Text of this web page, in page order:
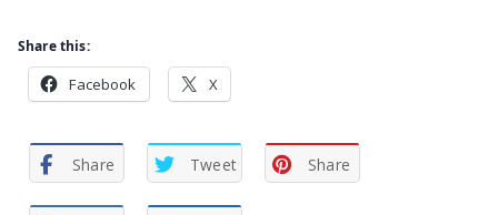
Share this:
Facebook X
Share Tweet Share